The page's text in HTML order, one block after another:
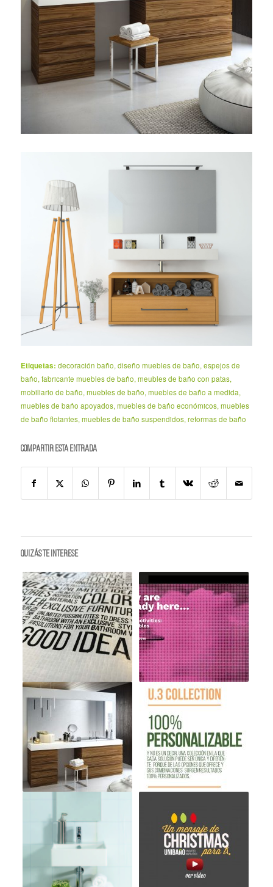
Etiquetas: decoración baño, diseño muebles de baño, espejos de
baño, fabricante muebles de baño, meubles de baño con patas,
mobiliario de baño, muebles de baño, muebles de baño a medida,
muebles de baño apoyados, muebles de baño económicos, muebles
de baño flotantes, muebles de baño suspendidos, reformas de baño
Compartir esta entrada
Quizás te interese